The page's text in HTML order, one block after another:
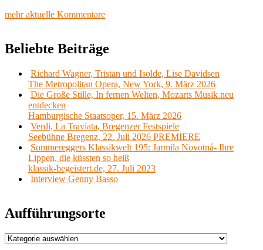
mehr aktuelle Kommentare
Beliebte Beiträge
Richard Wagner, Tristan und Isolde, Lise Davidsen
The Metropolitan Opera, New York, 9. März 2026
Die Große Stille, In fernen Welten, Mozarts Musik neu
entdecken
Hamburgische Staatsoper, 15. März 2026
Verdi, La Traviata, Bregenzer Festspiele
Seebühne Bregenz, 22. Juli 2026 PREMIERE
Sommereggers Klassikwelt 195: Jarmila Novotná- Ihre
Lippen, die küssten so heiß
klassik-begeistert.de, 27. Juli 2023
Interview Genny Basso
Aufführungsorte
Aufführungsorte